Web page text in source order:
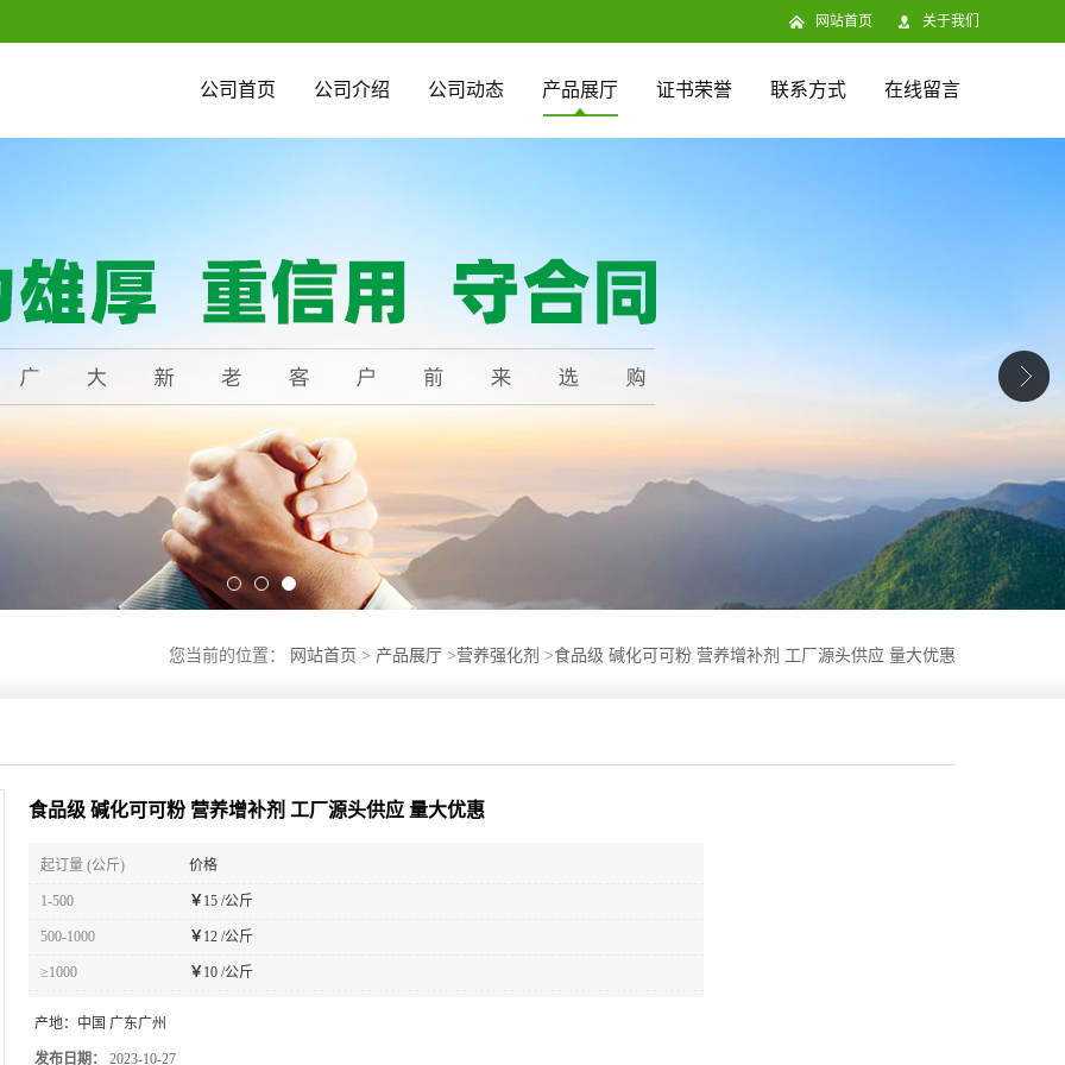
网站首页 关于我们
公司首页 公司介绍 公司动态 产品展厅 证书荣誉 联系方式 在线留言
您当前的位置： 网站首页 > 产品展厅 >营养强化剂 >食品级 碱化可可粉 营养增补剂 工厂源头供应 量大优惠
食品级 碱化可可粉 营养增补剂 工厂源头供应 量大优惠
起订量 (公斤) 价格
1-500 ￥ 15 /公斤
500-1000 ￥ 12 /公斤
≥1000 ￥ 10 /公斤
产地： 中国 广东广州
发布日期： 2023-10-27